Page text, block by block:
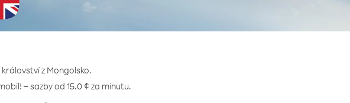
z Mongolsko.
– sazby od 15.0 ¢ za minutu.